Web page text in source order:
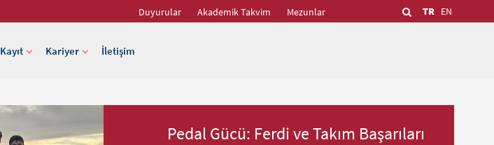
TR EN
Duyurular Akademik Takvim Mezunlar
Kayıt Kariyer İletişim
Pedal Gücü: Ferdi ve Takım Başarıları